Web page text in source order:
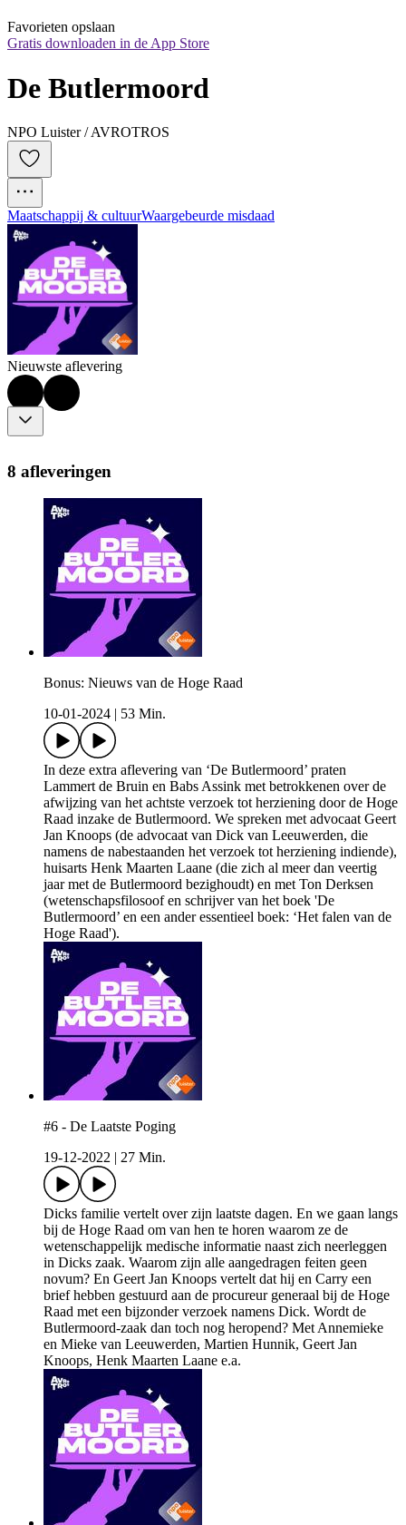
Favorieten opslaan
Gratis downloaden in de App Store
De Butlermoord
NPO Luister / AVROTROS
Maatschappij & cultuurWaargebeurde misdaad
Nieuwste aflevering
8 afleveringen
Bonus: Nieuws van de Hoge Raad
10-01-2024
53 Min.
In deze extra aflevering van ‘De Butlermoord’ praten
Lammert de Bruin en Babs Assink met betrokkenen over de
afwijzing van het achtste verzoek tot herziening door de Hoge
Raad inzake de Butlermoord. We spreken met advocaat Geert
Jan Knoops (de advocaat van Dick van Leeuwerden, die
namens de nabestaanden het verzoek tot herziening indiende),
huisarts Henk Maarten Laane (die zich al meer dan veertig
jaar met de Butlermoord bezighoudt) en met Ton Derksen
(wetenschapsfilosoof en schrijver van het boek 'De
Butlermoord’ en een ander essentieel boek: ‘Het falen van de
Hoge Raad').
#6 - De Laatste Poging
19-12-2022
27 Min.
Dicks familie vertelt over zijn laatste dagen. En we gaan langs
bij de Hoge Raad om van hen te horen waarom ze de
wetenschappelijk medische informatie naast zich neerleggen
in Dicks zaak. Waarom zijn alle aangedragen feiten geen
novum? En Geert Jan Knoops vertelt dat hij en Carry een
brief hebben gestuurd aan de procureur generaal bij de Hoge
Raad met een bijzonder verzoek namens Dick. Wordt de
Butlermoord-zaak dan toch nog heropend? Met Annemieke
en Mieke van Leeuwerden, Martien Hunnik, Geert Jan
Knoops, Henk Maarten Laane e.a.